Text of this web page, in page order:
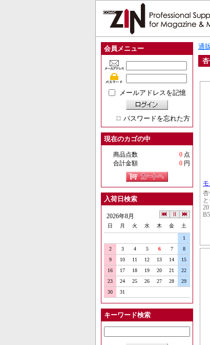
会員メニュー
メールアドレスを記憶
パスワードを忘れた方
現在のカゴの中
商品点数 0 点
合計金額
0 円
入荷日検索
2026年8月
日 月 火 水 木 金 土
1
2
3 4 5 6 7
8
9
10 11 12 13 14
15
16
17 18 19 20 21
22
23
24 25 26 27 28
29
30
31
キーワード検索
通
杏